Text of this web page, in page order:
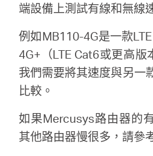
端設備上測試有線和無線
例如MB110-4G是一款
4G+（LTE Cat6或更高
我們需要將其速度與另一
比較。
如果Mercusys路由器的
其他路由器慢很多，請參